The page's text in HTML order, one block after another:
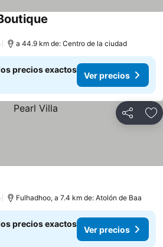
a 44.9 km de: Centro de la ciudad
precios exactos
Ver precios
Compartir
Fulhadhoo, a 7.4 km de: Atolón de Baa
precios exactos
Ver precios